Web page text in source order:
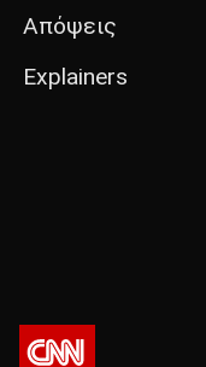
Απόψεις
Explainers